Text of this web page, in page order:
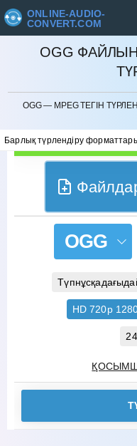
ONLINE-AUDIO-
CONVERT.COM
OGG
OGG — MPEG ТЕГІН
Барлық түрлендіру
OGG
HD 720p